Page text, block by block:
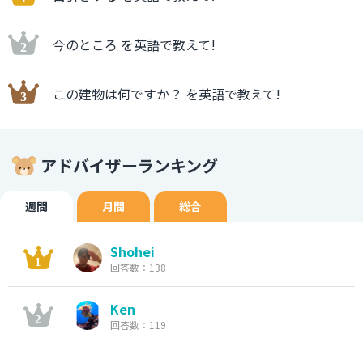
今のところ を英語で教えて!
この建物は何ですか？ を英語で教えて!
アドバイザーランキング
週間 月間 総合
Shohei
回答数：138
Ken
回答数：119